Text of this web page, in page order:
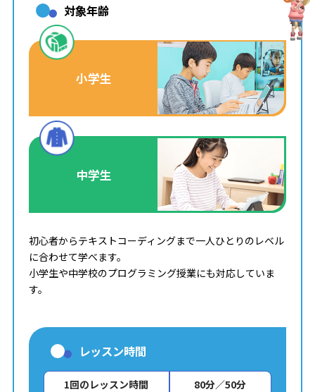
対象年齢
小学生
中学生
初心者からテキストコーディングまで一人ひとりのレベル
に合わせて学べます。
小学生や中学校のプログラミング授業にも対応していま
す。
レッスン時間
1回のレッスン時間
80分／50分